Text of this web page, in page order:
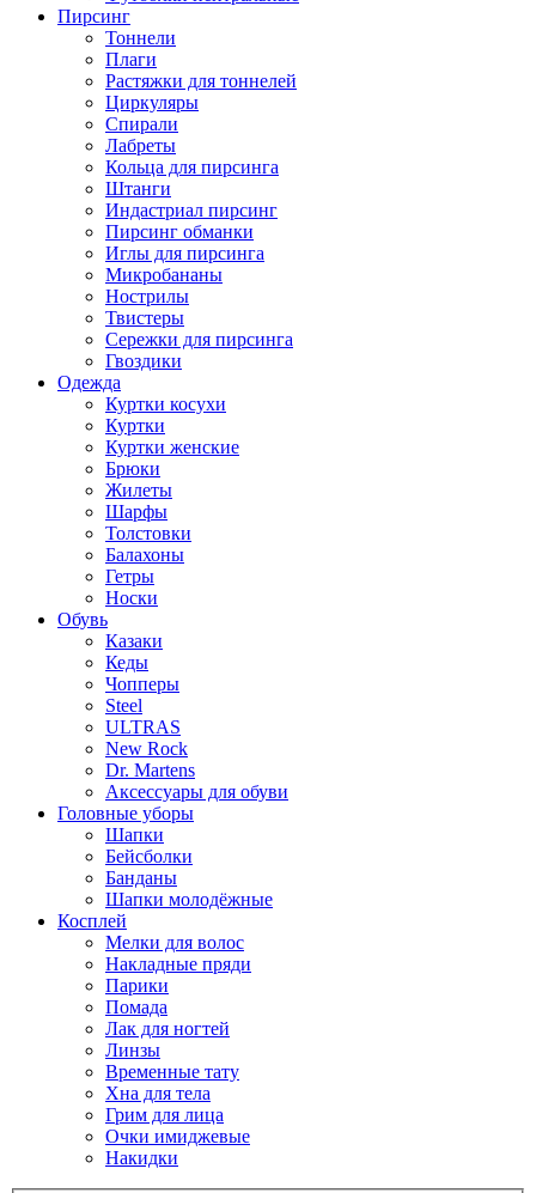
Пирсинг
Тоннели
Плаги
Растяжки для тоннелей
Циркуляры
Спирали
Лабреты
Кольца для пирсинга
Штанги
Индастриал пирсинг
Пирсинг обманки
Иглы для пирсинга
Микробананы
Нострилы
Твистеры
Сережки для пирсинга
Гвоздики
Одежда
Куртки косухи
Куртки
Куртки женские
Брюки
Жилеты
Шарфы
Толстовки
Балахоны
Гетры
Носки
Обувь
Казаки
Кеды
Чопперы
Steel
ULTRAS
New Rock
Dr. Martens
Аксессуары для обуви
Головные уборы
Шапки
Бейсболки
Банданы
Шапки молодёжные
Косплей
Мелки для волос
Накладные пряди
Парики
Помада
Лак для ногтей
Линзы
Временные тату
Хна для тела
Грим для лица
Очки имиджевые
Накидки